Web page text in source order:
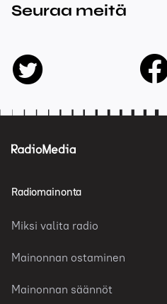
Seuraa meitä
twitter
Radiomainonta
Miksi valita radio
Mainonnan ostaminen
Mainonnan säännöt